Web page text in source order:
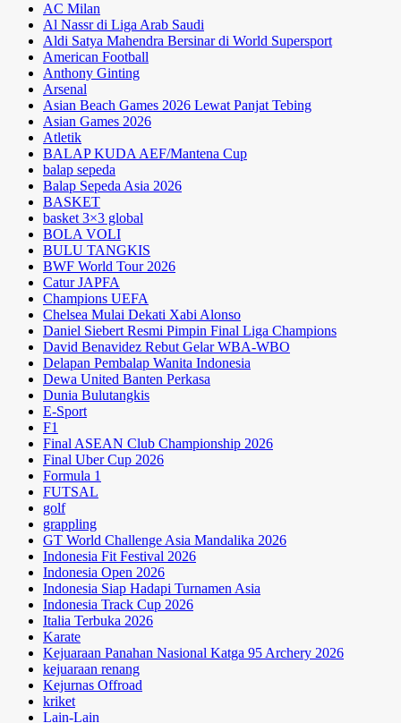
AC Milan
Al Nassr di Liga Arab Saudi
Aldi Satya Mahendra Bersinar di World Supersport
American Football
Anthony Ginting
Arsenal
Asian Beach Games 2026 Lewat Panjat Tebing
Asian Games 2026
Atletik
BALAP KUDA AEF/Mantena Cup
balap sepeda
Balap Sepeda Asia 2026
BASKET
basket 3×3 global
BOLA VOLI
BULU TANGKIS
BWF World Tour 2026
Catur JAPFA
Champions UEFA
Chelsea Mulai Dekati Xabi Alonso
Daniel Siebert Resmi Pimpin Final Liga Champions
David Benavidez Rebut Gelar WBA-WBO
Delapan Pembalap Wanita Indonesia
Dewa United Banten Perkasa
Dunia Bulutangkis
E-Sport
F1
Final ASEAN Club Championship 2026
Final Uber Cup 2026
Formula 1
FUTSAL
golf
grappling
GT World Challenge Asia Mandalika 2026
Indonesia Fit Festival 2026
Indonesia Open 2026
Indonesia Siap Hadapi Turnamen Asia
Indonesia Track Cup 2026
Italia Terbuka 2026
Karate
Kejuaraan Panahan Nasional Katga 95 Archery 2026
kejuaraan renang
Kejurnas Offroad
kriket
Lain-Lain